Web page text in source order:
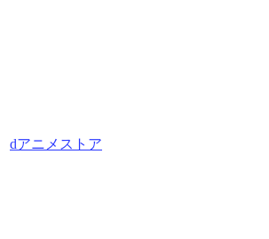
dアニメストア